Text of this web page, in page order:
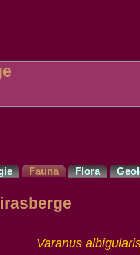
Fauna Flora
Varanus